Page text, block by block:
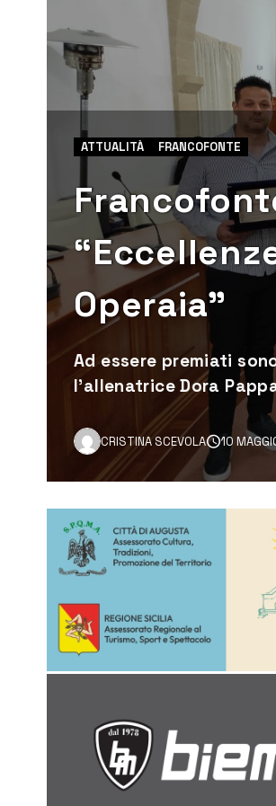
ATTUALITÀ FRANCOFONTE
Operaia”
Ad essere premiati
l’allenatrice Dora
CRISTINA SCEVOLA 10